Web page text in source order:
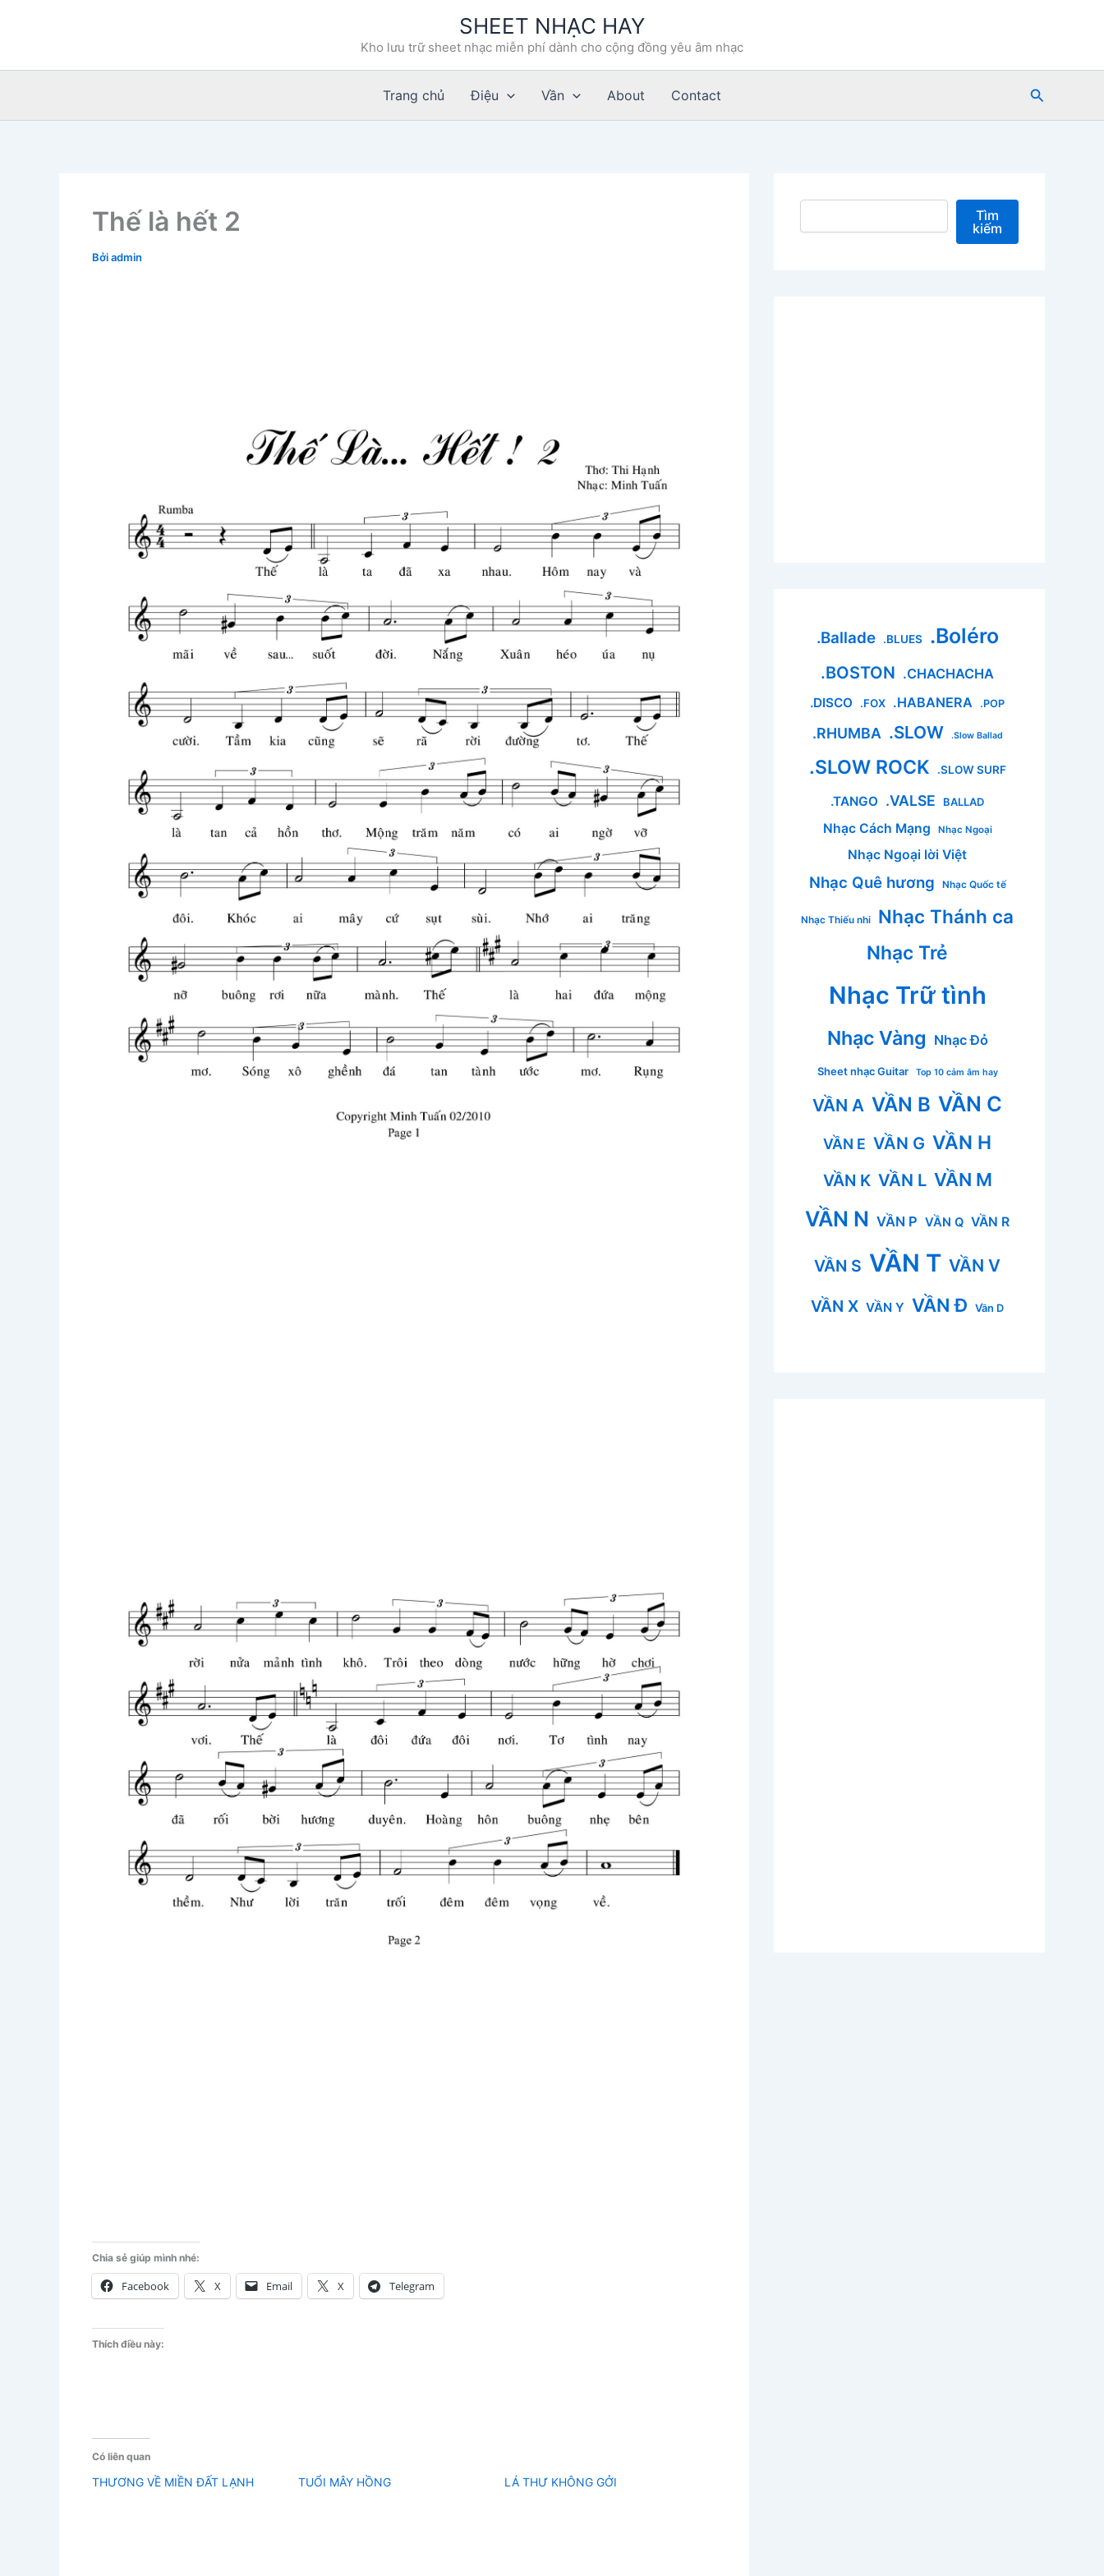
dung
SHEET NHẠC HAY
Kho lưu trữ sheet nhạc miễn phí dành cho cộng đồng yêu âm nhạc
Trang chủ Điệu Vần About Contact
Tìm
Thế là hết 2
Bởiadmin
Chia sẻ giúp mình nhé:
Facebook X Email X Telegram
Thích điều này:
Có liên quan
THƯƠNG VỀ MIỀN ĐẤT LẠNH TUỔI MÂY HỒNG LÁ THƯ KHÔNG GỞI
Tìm kiếm
Tìm
kiếm
.Ballade .BLUES .Boléro
.BOSTON .CHACHACHA
.DISCO .FOX .HABANERA .POP
.RHUMBA .SLOW .Slow Ballad
.SLOW ROCK .SLOW SURF
.TANGO .VALSE BALLAD
Nhạc Cách Mạng Nhạc Ngoại
Nhạc Ngoại lời Việt
Nhạc Quê hương Nhạc Quốc tế
Nhạc Thiếu nhi Nhạc Thánh ca
Nhạc Trẻ
Nhạc Trữ tình
Nhạc Vàng Nhạc Đỏ
Sheet nhạc Guitar Top 10 cảm âm hay
VẦN A VẦN B VẦN C
VẦN E VẦN G VẦN H
VẦN K VẦN L VẦN M
VẦN N VẦN P VẦN Q VẦN R
VẦN S VẦN T VẦN V
VẦN X VẦN Y VẦN Đ Vần D